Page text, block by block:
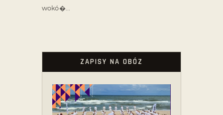
wokó�...
ZAPISY NA OBÓZ